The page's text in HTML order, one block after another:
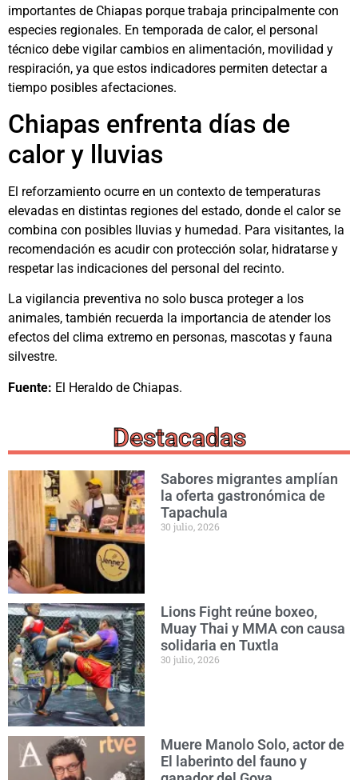
importantes de Chiapas porque trabaja principalmente con
especies regionales. En temporada de calor, el personal
técnico debe vigilar cambios en alimentación, movilidad y
respiración, ya que estos indicadores permiten detectar a
tiempo posibles afectaciones.
Chiapas enfrenta días de
calor y lluvias
El reforzamiento ocurre en un contexto de temperaturas
elevadas en distintas regiones del estado, donde el calor se
combina con posibles lluvias y humedad. Para visitantes, la
recomendación es acudir con protección solar, hidratarse y
respetar las indicaciones del personal del recinto.
La vigilancia preventiva no solo busca proteger a los
animales, también recuerda la importancia de atender los
efectos del clima extremo en personas, mascotas y fauna
silvestre.
Fuente: El Heraldo de Chiapas.
Destacadas
Sabores migrantes amplían
la oferta gastronómica de
Tapachula
30 julio, 2026
Lions Fight reúne boxeo,
Muay Thai y MMA con causa
solidaria en Tuxtla
30 julio, 2026
Muere Manolo Solo, actor de
El laberinto del fauno y